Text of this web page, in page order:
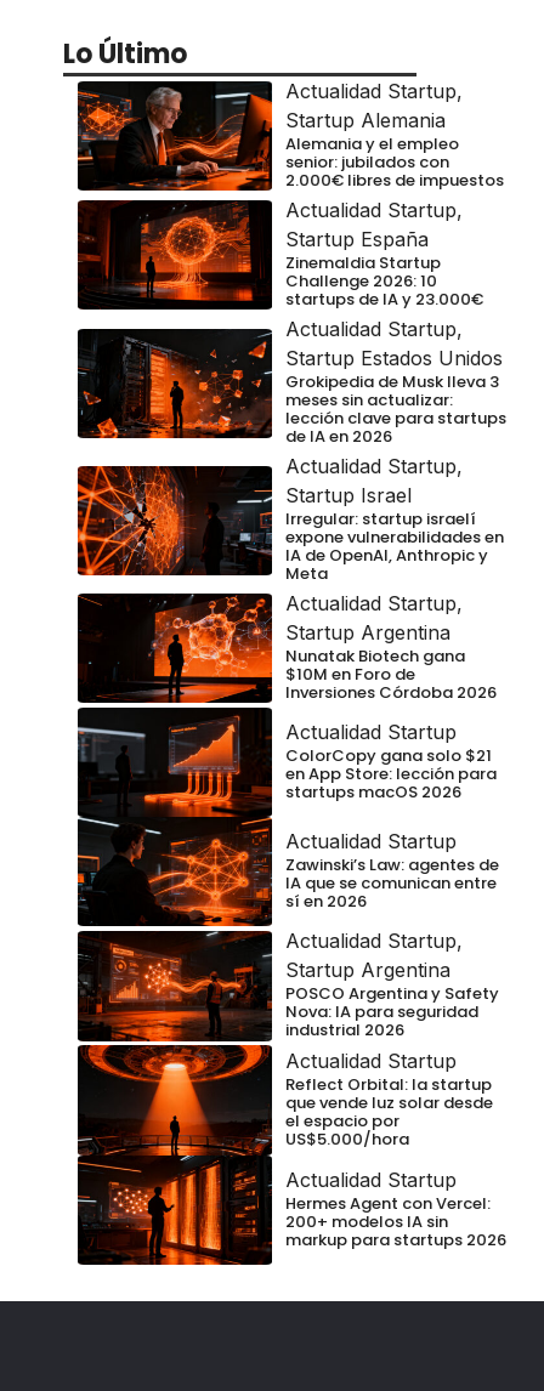
Lo Último
Actualidad Startup,
Startup Alemania
Alemania y el empleo
senior: jubilados con
2.000€ libres de impuestos
Actualidad Startup,
Startup España
Zinemaldia Startup
Challenge 2026: 10
startups de IA y 23.000€
Actualidad Startup,
Startup Estados Unidos
Grokipedia de Musk lleva 3
meses sin actualizar:
lección clave para startups
de IA en 2026
Actualidad Startup,
Startup Israel
Irregular: startup israelí
expone vulnerabilidades en
IA de OpenAI, Anthropic y
Meta
Actualidad Startup,
Startup Argentina
Nunatak Biotech gana
$10M en Foro de
Inversiones Córdoba 2026
Actualidad Startup
ColorCopy gana solo $21
en App Store: lección para
startups macOS 2026
Actualidad Startup
Zawinski’s Law: agentes de
IA que se comunican entre
sí en 2026
Actualidad Startup,
Startup Argentina
POSCO Argentina y Safety
Nova: IA para seguridad
industrial 2026
Actualidad Startup
Reflect Orbital: la startup
que vende luz solar desde
el espacio por
US$5.000/hora
Actualidad Startup
Hermes Agent con Vercel:
200+ modelos IA sin
markup para startups 2026